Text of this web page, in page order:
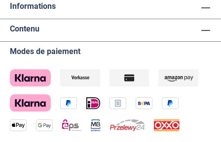
Informations
Contenu
Modes de paiement